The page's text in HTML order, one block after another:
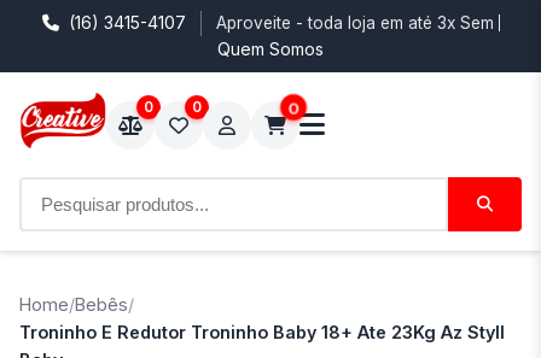
(16) 3415-4107 Aproveite - toda loja em até 3x Sem
Quem Somos
0 0 0
Home/Bebês/
Troninho E Redutor Troninho Baby 18+ Ate 23Kg Az Styll